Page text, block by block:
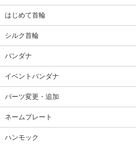
はじめて首輪
シルク首輪
バンダナ
イベントバンダナ
パーツ変更・追加
ネームプレート
ハンモック